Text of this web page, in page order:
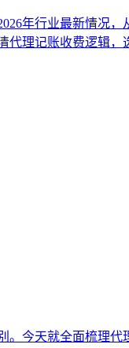
年行业最新情况，
理记账收费逻辑，
今天就全面梳理